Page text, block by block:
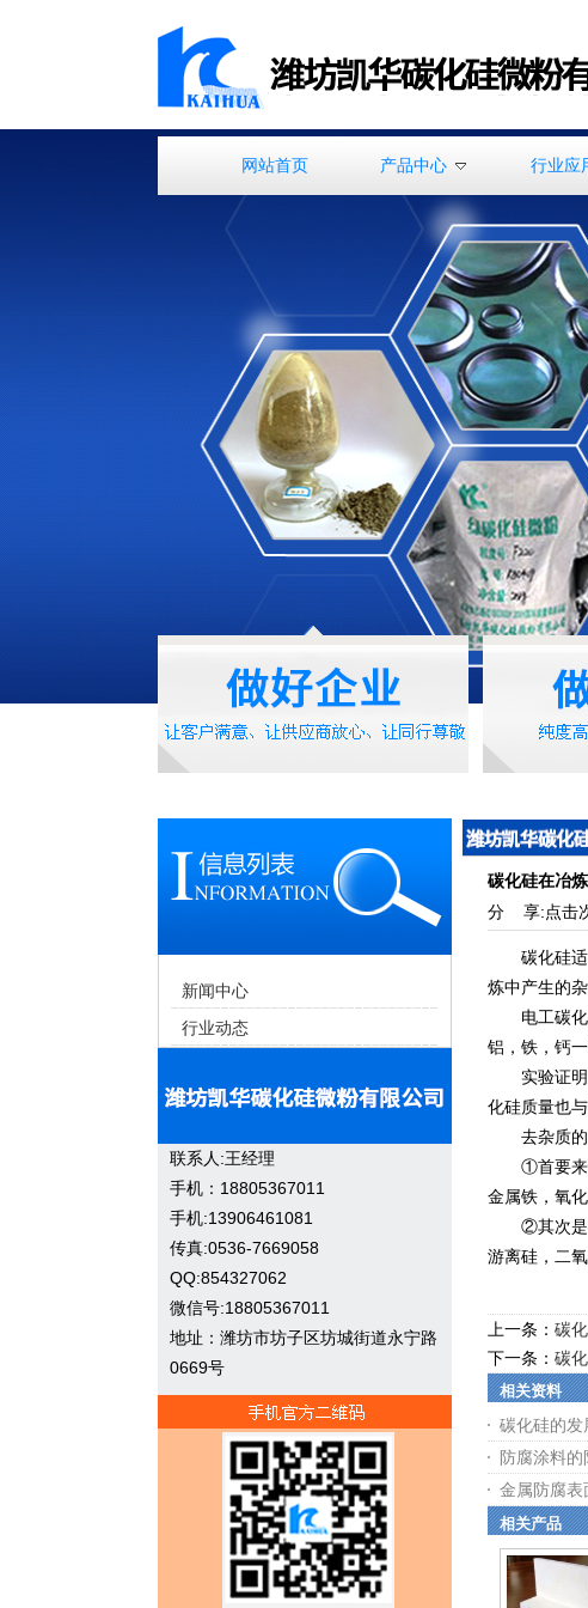
网站首页 产品中心 行业应
碳化硅在冶
点击
分 享:
碳化硅适用
炼中产生的杂
电工碳化硅
铝，铁，钙
实验证明：
化硅质量也
去杂质的
①首要来讲
金属铁，氧
②其次是碳
游离硅，二
上一条： 碳
下一条： 碳
相关资料
碳化硅的发
防腐涂料的
金属防腐表
相关产品
新闻中心
行业动态
联系人:王经理
手机：18805367011
手机:13906461081
传真:0536-7669058
QQ:854327062
微信号:18805367011
地址：潍坊市坊子区坊城街道永宁路
0669号